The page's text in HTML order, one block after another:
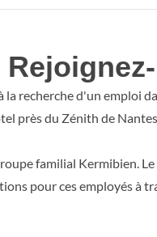
la recherche d'un emploi
près du Zénith de
familial Kermibien.
pour ces employés à